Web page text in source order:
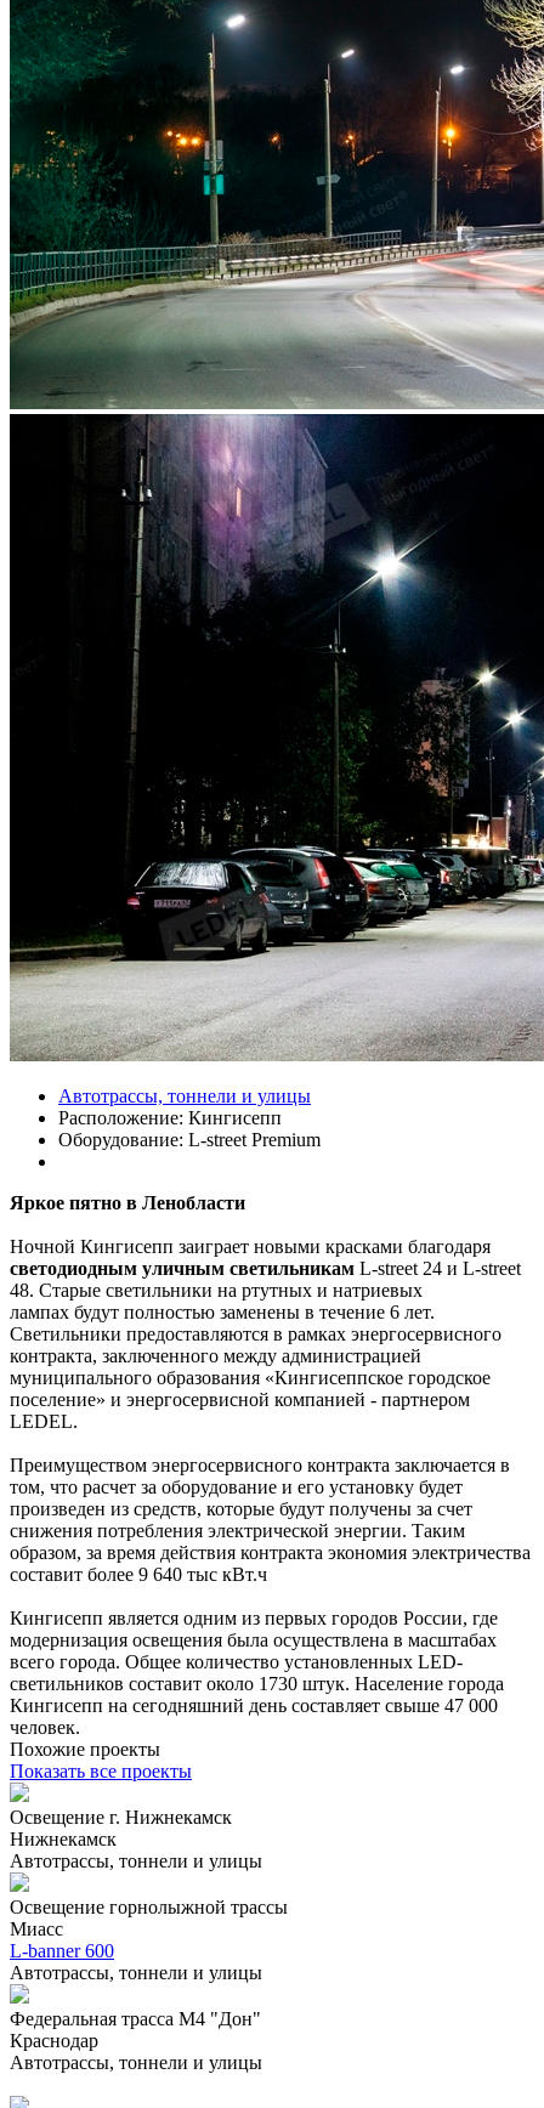
Автотрассы, тоннели и улицы
Расположение: Кингисепп
Оборудование: L-street Premium
Яркое пятно в Ленобласти
Ночной Кингисепп заиграет новыми красками благодаря
светодиодным уличным светильникам L-street 24 и L-street
48. Старые светильники на ртутных и натриевых
лампах будут полностью заменены в течение 6 лет.
Светильники предоставляются в рамках энергосервисного
контракта, заключенного между администрацией
муниципального образования «Кингисеппское городское
поселение» и энергосервисной компанией - партнером
LEDEL.
Преимуществом энергосервисного контракта заключается в
том, что расчет за оборудование и его установку будет
произведен из средств, которые будут получены за счет
снижения потребления электрической энергии. Таким
образом, за время действия контракта экономия электричества
составит более 9 640 тыс кВт.ч
Кингисепп является одним из первых городов России, где
модернизация освещения была осуществлена в масштабах
всего города. Общее количество установленных LED-
светильников составит около 1730 штук. Население города
Кингисепп на сегодняшний день составляет свыше 47 000
человек.
Похожие проекты
Показать все проекты
Освещение г. Нижнекамск
Нижнекамск
Автотрассы, тоннели и улицы
Освещение горнолыжной трассы
Миасc
L-banner 600
Автотрассы, тоннели и улицы
Федеральная трасса М4 "Дон"
Краснодар
Автотрассы, тоннели и улицы